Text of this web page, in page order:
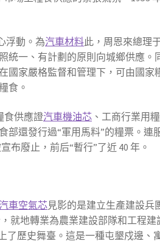
浮動。為汽車材料此，周恩來總理
統一、有計劃的原則向城鄉供應。
國家嚴格監督和管理下，可由國家
食。
食供應證汽車機油芯 、工商行業用
部還發行過“軍用馬料”的糧票。連
布廢止，前后“暫行”了近 40 年。
汽車空氣芯見影的是建立生產建設兵
就地轉業為農業建設部隊和工程
歷史舞臺。這是一種屯墾戍邊、